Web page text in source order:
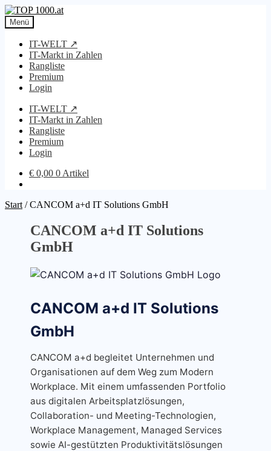
Zur
Navigation
springen
Zum
Inhalt
springen
Menü
IT-WELT ↗
IT-Markt in Zahlen
Rangliste
Premium
Login
IT-WELT ↗
IT-Markt in Zahlen
Rangliste
Premium
Login
€ 0,00 0 Artikel
Start /CANCOM a+d IT Solutions GmbH
CANCOM a+d IT Solutions
GmbH
CANCOM a+d IT Solutions
GmbH
CANCOM a+d begleitet Unternehmen und
Organisationen auf dem Weg zum Modern
Workplace. Mit einem umfassenden Portfolio
aus digitalen Arbeitsplatzlösungen,
Collaboration- und Meeting-Technologien,
Workplace Management, Managed Services
sowie AI-gestützten Produktivitätslösungen